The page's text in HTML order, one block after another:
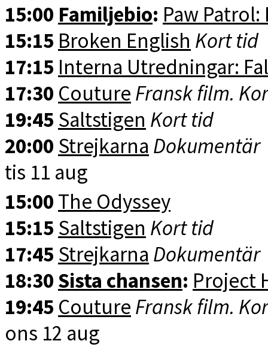
15:00 Familjebio: Paw
15:15 Broken English Kort tid
17:15 Interna Utredningar:
17:30 Couture Fransk film.
19:45 Saltstigen Kort tid
20:00 Strejkarna Dokumentär
tis 11 aug
15:00 The Odyssey
15:15 Saltstigen Kort tid
17:45 Strejkarna Dokumentär
18:30 Sista chansen: Project
19:45 Couture Fransk film.
ons 12 aug